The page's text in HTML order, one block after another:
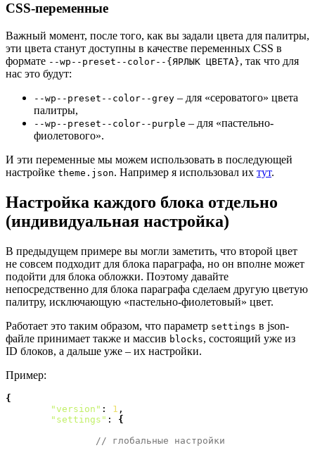
CSS-переменные
Важный момент, после того, как вы задали цвета для палитры,
эти цвета станут доступны в качестве переменных CSS в
формате --wp--preset--color--{ЯРЛЫК ЦВЕТА}, так что для
нас это будут:
--wp--preset--color--grey – для «сероватого» цвета
палитры,
--wp--preset--color--purple – для «пастельно-
фиолетового».
И эти переменные мы можем использовать в последующей
настройке theme.json. Например я использовал их тут.
Настройка каждого блока отдельно
(индивидуальная настройка)
В предыдущем примере вы могли заметить, что второй цвет
не совсем подходит для блока параграфа, но он вполне может
подойти для блока обложки. Поэтому давайте
непосредственно для блока параграфа сделаем другую цветую
палитру, исключающую «пастельно-фиолетовый» цвет.
Работает это таким образом, что параметр settings в json-
файле принимает также и массив blocks, состоящий уже из
ID блоков, а дальше уже – их настройки.
Пример:
{
"version" : 1 ,
"settings" : {
// глобальные настройки